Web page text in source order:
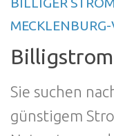
Sie suchen
günstigem